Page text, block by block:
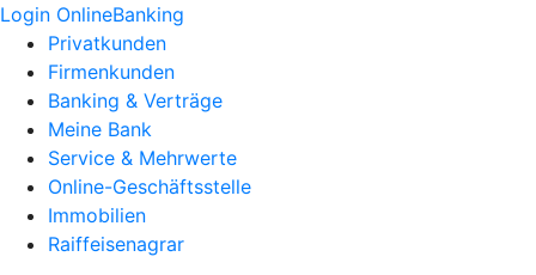
Login OnlineBanking
Privatkunden
Firmenkunden
Banking & Verträge
Meine Bank
Service & Mehrwerte
Online-Geschäftsstelle
Immobilien
Raiffeisenagrar